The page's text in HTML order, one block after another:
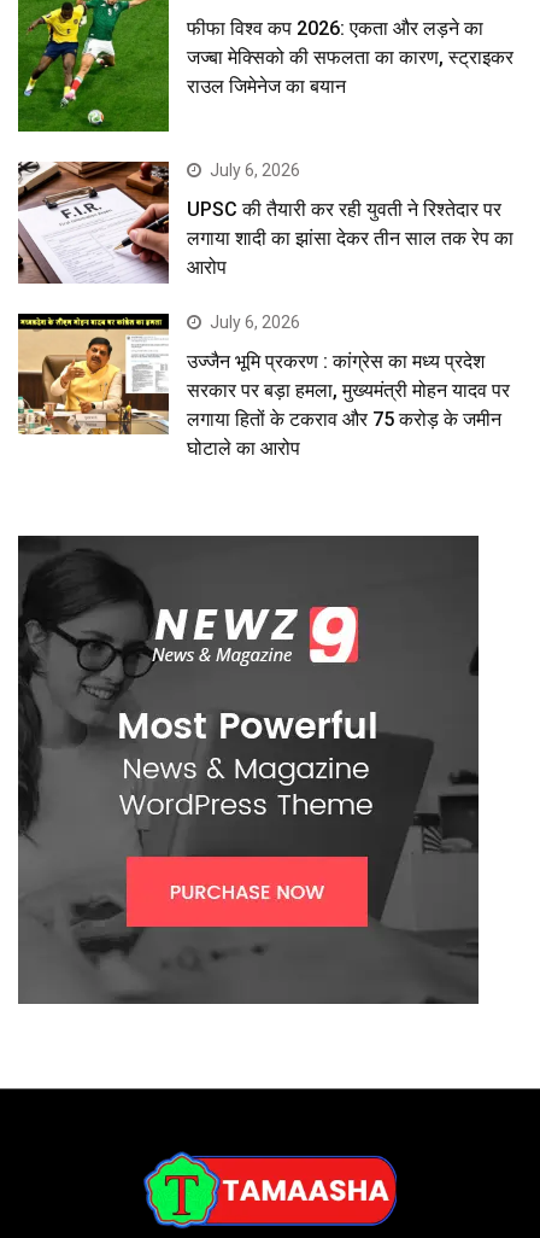
फीफा विश्व कप 2026: एकता और लड़ने का
जज्बा मेक्सिको की सफलता का कारण, स्ट्राइकर
राउल जिमेनेज का बयान
July 6, 2026
UPSC की तैयारी कर रही युवती ने रिश्तेदार पर
लगाया शादी का झांसा देकर तीन साल तक रेप का
आरोप
July 6, 2026
उज्जैन भूमि प्रकरण : कांग्रेस का मध्य प्रदेश
सरकार पर बड़ा हमला, मुख्यमंत्री मोहन यादव पर
लगाया हितों के टकराव और 75 करोड़ के जमीन
घोटाले का आरोप